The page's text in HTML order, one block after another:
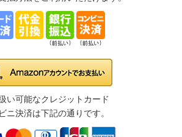
い可能なクレジットカード
ニ決済は下記の通りです。